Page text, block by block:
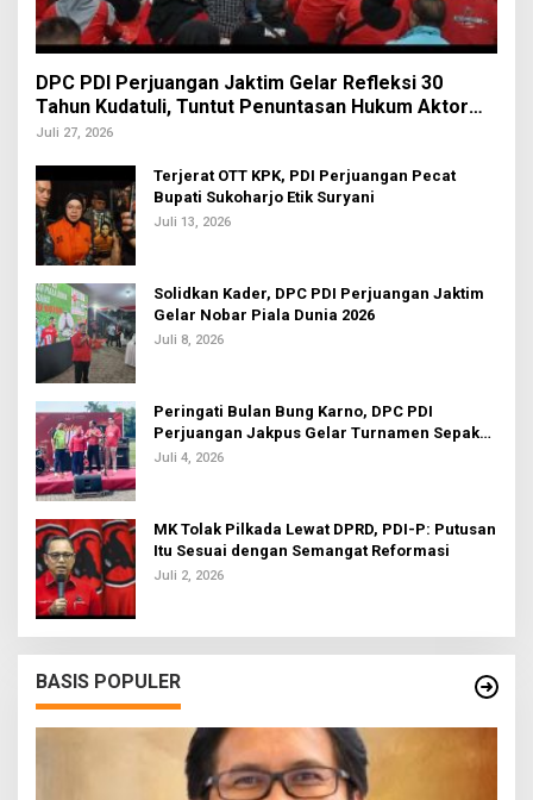
DPC PDI Perjuangan Jaktim Gelar Refleksi 30
Tahun Kudatuli, Tuntut Penuntasan Hukum Aktor
Intelektual
Juli 27, 2026
Terjerat OTT KPK, PDI Perjuangan Pecat
Bupati Sukoharjo Etik Suryani
Juli 13, 2026
Solidkan Kader, DPC PDI Perjuangan Jaktim
Gelar Nobar Piala Dunia 2026
Juli 8, 2026
Peringati Bulan Bung Karno, DPC PDI
Perjuangan Jakpus Gelar Turnamen Sepak
Bola U-20
Juli 4, 2026
MK Tolak Pilkada Lewat DPRD, PDI-P: Putusan
Itu Sesuai dengan Semangat Reformasi
Juli 2, 2026
BASIS POPULER